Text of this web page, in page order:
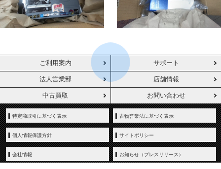
ご利用案内 サポート
法人営業部 店舗情報
中古買取 お問い合わせ
特定商取引に基づく表示 古物営業法に基づく表示
個人情報保護方針 サイトポリシー
会社情報 お知らせ（プレスリリース）